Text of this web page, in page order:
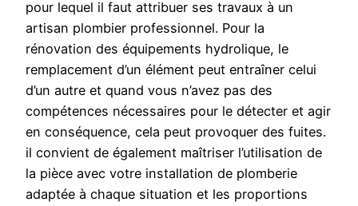
pour lequel il faut attribuer ses travaux à un
artisan plombier professionnel. Pour la
rénovation des équipements hydrolique, le
remplacement d’un élément peut entraîner celui
d’un autre et quand vous n’avez pas des
compétences nécessaires pour le détecter et agir
en conséquence, cela peut provoquer des fuites.
il convient de également maîtriser l’utilisation de
la pièce avec votre installation de plomberie
adaptée à chaque situation et les proportions